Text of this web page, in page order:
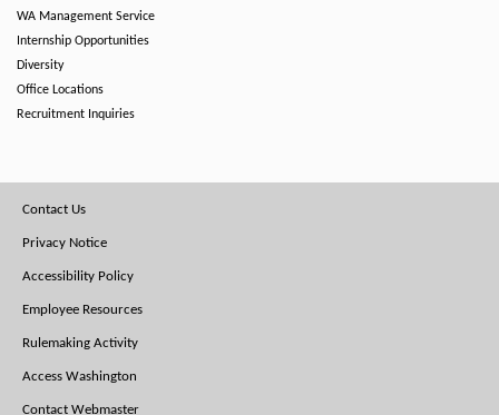
WA Management Service
Internship Opportunities
Diversity
Office Locations
Recruitment Inquiries
Footer
Menu
Contact Us
Privacy Notice
Accessibility Policy
Employee Resources
Rulemaking Activity
Access Washington
Contact Webmaster